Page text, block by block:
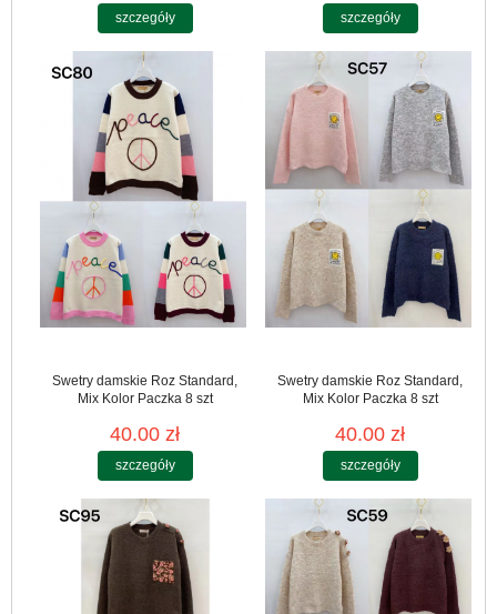
szczegóły szczegóły
Swetry damskie Roz Standard,
Mix Kolor Paczka 8 szt
40.00 zł
szczegóły
Swetry damskie Roz Standard,
Mix Kolor Paczka 8 szt
40.00 zł
szczegóły